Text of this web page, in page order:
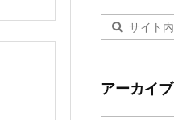
アーカイブ